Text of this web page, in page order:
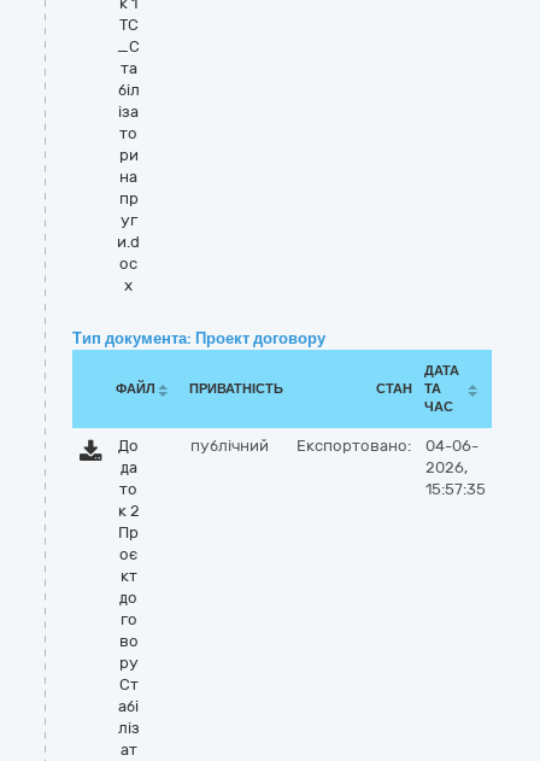
ТС
_С
та
біл
іза
то
ри
на
пр
уг
и.d
oc
x
Тип документа: Проект договору
ФАЙЛ ПРИВАТНІСТЬ СТАН
ДАТА
ТА
ЧАС
До
да
то
к 2
Пр
оє
кт
до
го
во
ру
Ст
абі
ліз
ат
публічний Експортовано:
04-06-
2026,
15:57:35